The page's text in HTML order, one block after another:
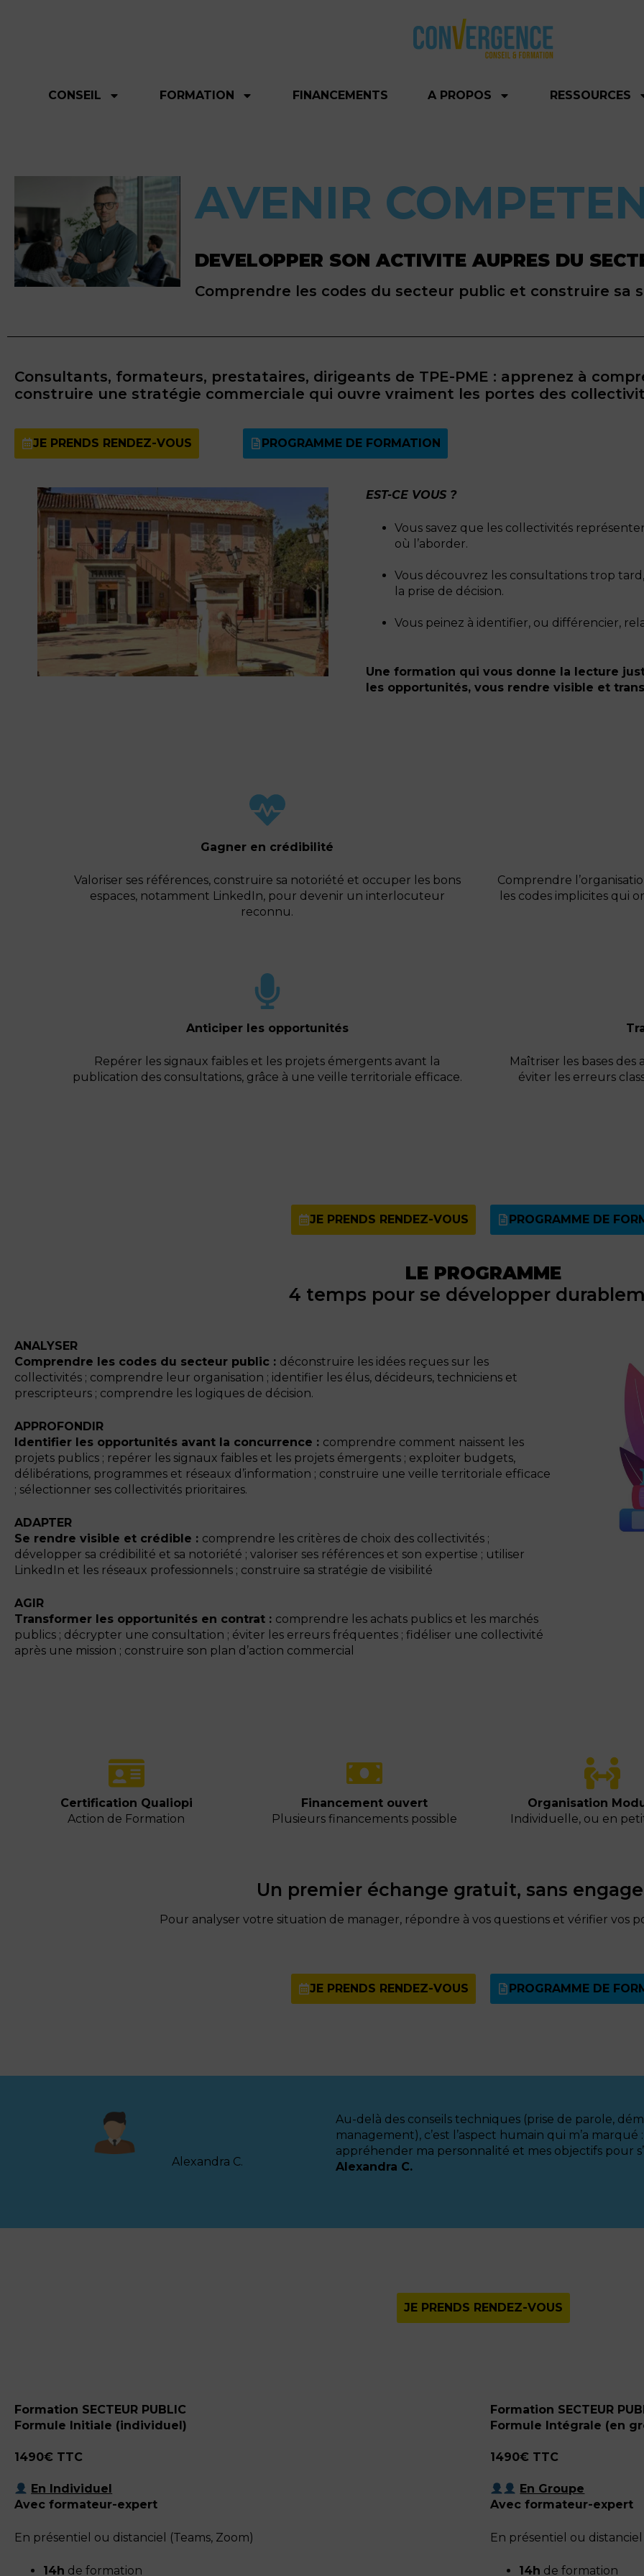
CONSEIL FORMATION FINANCEMENTS A PROPOS RESSOURCES
AVENIR
DEVELOPPER SON ACTIVITE AUPRES DU
Comprendre les codes du secteur public et construire sa
Consultants, formateurs, prestataires, dirigeants de TPE-PME : apprenez à
construire une stratégie commerciale qui ouvre vraiment les portes des
JE PRENDS RENDEZ-VOUS PROGRAMME DE FORMATION
EST-CE VOUS ?
Vous savez que les collectivités
où l’aborder.
Vous découvrez les consultations trop
la prise de décision.
Vous peinez à identifier, ou différencier,
Une formation qui vous donne la lecture
les opportunités, vous rendre visible et
Gagner en crédibilité
Valoriser ses références, construire sa notoriété et occuper les bons
espaces, notamment LinkedIn, pour devenir un interlocuteur
reconnu.
Comprendre
les codes implicites qui
Anticiper les opportunités
Repérer les signaux faibles et les projets émergents avant la
publication des consultations, grâce à une veille territoriale efficace.
Maîtriser les bases
éviter les erreurs
JE PRENDS RENDEZ-VOUS PROGRAMME DE
LE PROGRAMME
4 temps pour se développer
ANALYSER
Comprendre les codes du secteur public : déconstruire les idées reçues sur les
collectivités ; comprendre leur organisation ; identifier les élus, décideurs, techniciens et
prescripteurs ; comprendre les logiques de décision.
APPROFONDIR
Identifier les opportunités avant la concurrence : comprendre comment naissent les
projets publics ; repérer les signaux faibles et les projets émergents ; exploiter budgets,
délibérations, programmes et réseaux d’information ; construire une veille territoriale efficace
; sélectionner ses collectivités prioritaires.
ADAPTER
Se rendre visible et crédible : comprendre les critères de choix des collectivités ;
développer sa crédibilité et sa notoriété ; valoriser ses références et son expertise ; utiliser
LinkedIn et les réseaux professionnels ; construire sa stratégie de visibilité
AGIR
Transformer les opportunités en contrat : comprendre les achats publics et les marchés
publics ; décrypter une consultation ; éviter les erreurs fréquentes ; fidéliser une collectivité
après une mission ; construire son plan d’action commercial
Certification Qualiopi
Action de Formation
Financement ouvert
Plusieurs financements possible
Organisation
Individuelle, ou en
Un premier échange gratuit, sans
Pour analyser votre situation de manager, répondre à vos questions et vérifier vos
JE PRENDS RENDEZ-VOUS PROGRAMME DE
Alexandra C.
Au-delà des conseils techniques (prise de parole,
management), c’est l’aspect humain qui m’a
appréhender ma personnalité et mes objectifs pour
Alexandra C.
JE PRENDS RENDEZ-VOUS
Formation SECTEUR PUBLIC
Formule Initiale (individuel)
1490€ TTC
En Individuel
Avec formateur-expert
En présentiel ou distanciel (Teams, Zoom)
14h de formation
Formation SECTEUR
Formule Intégrale (en
1490€ TTC
En Groupe
Avec formateur-expert
En présentiel ou distanciel
14h de formation